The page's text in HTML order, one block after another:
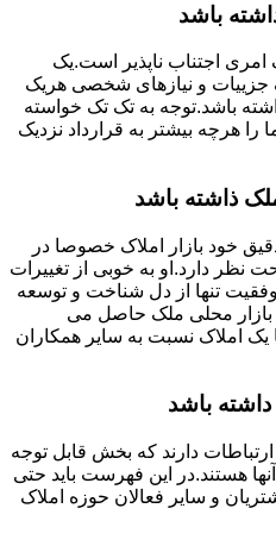
باشد
امری اجتناب ناپذیر است.یک
جزییات و نیازهای شخصی هریک
باشد.توجه به تک تک خواسته
را هرچه بیشتر به قرارداد نزدیک
ذاشته باشد
خود بازار املاک خصوصا در
نظر دارد.او به خوبی از تغییرات
تنها از دل شناخت و توسعه
بازار محلی ملک حاصل می
املاک نسبت به سایر همکاران
داشته باشد
دارند که بخش قابل توجه
هستند.در این فهرست باید حتی
و سایر فعالان حوزه املاک